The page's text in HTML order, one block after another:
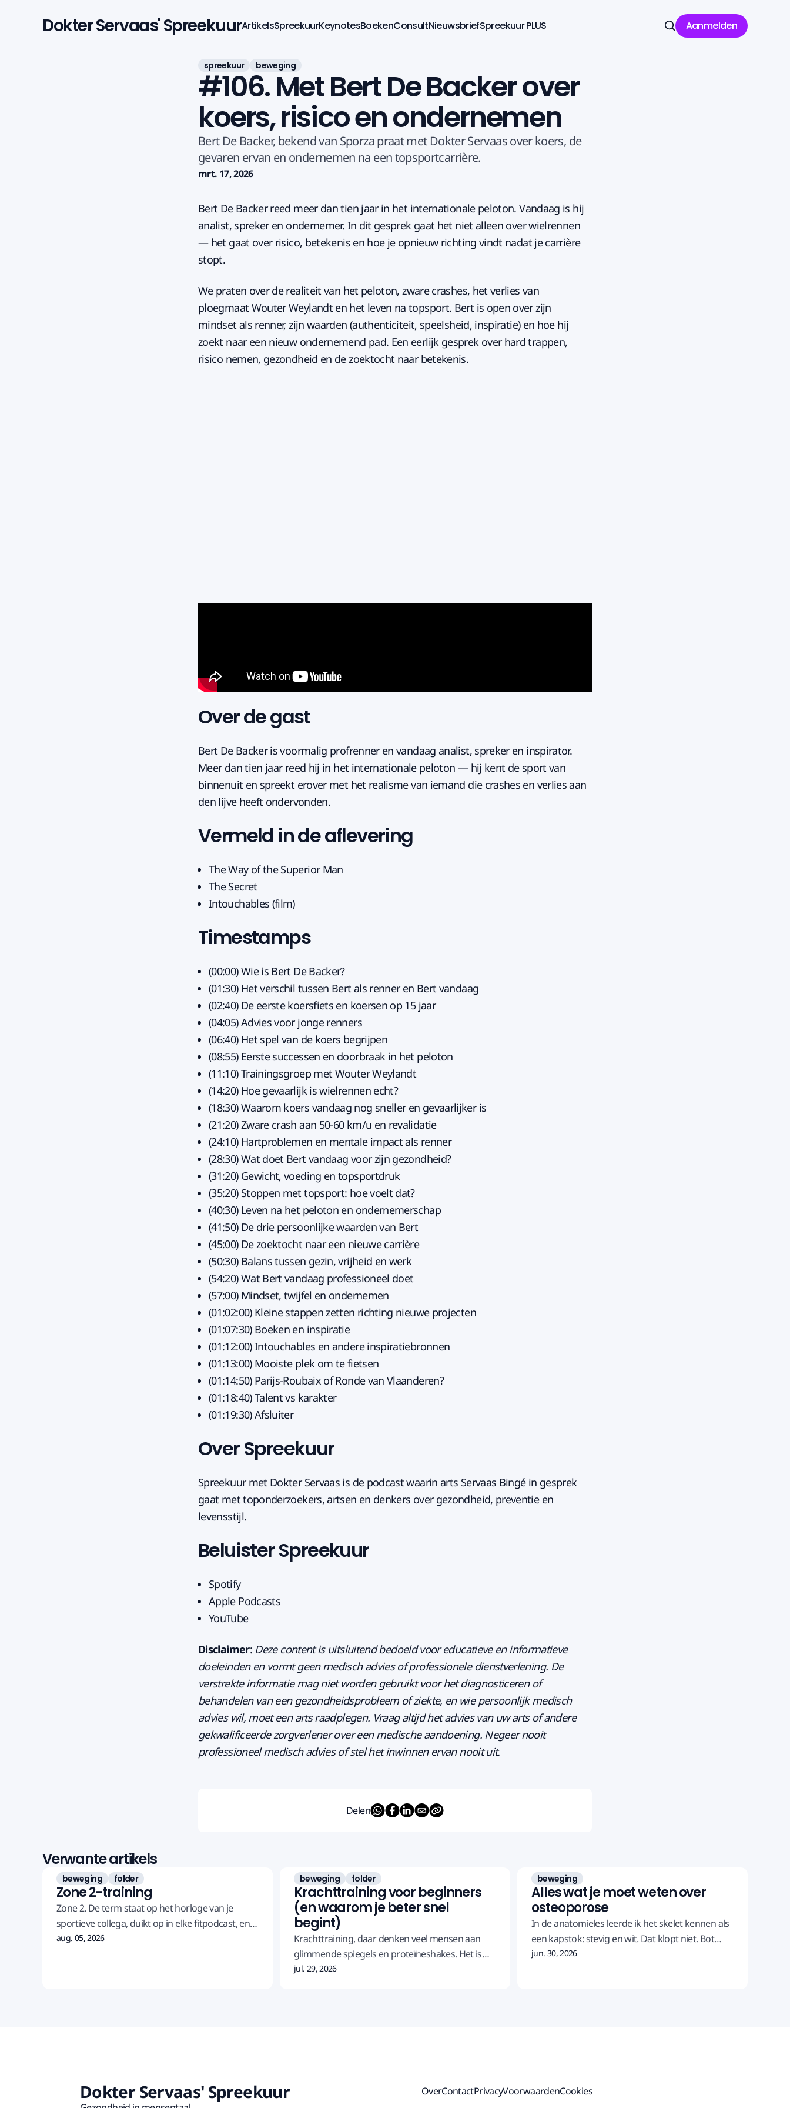
Dokter Servaas' SpreekuurArtikelsSpreekuurKeynotesBoekenConsultNieuwsbriefSpreekuur PLUS
Zoeken
Aanmelden
spreekuur beweging
#106. Met Bert De Backer over
koers, risico en ondernemen
Bert De Backer, bekend van Sporza praat met Dokter Servaas over koers, de
gevaren ervan en ondernemen na een topsportcarrière.
mrt. 17, 2026
Bert De Backer reed meer dan tien jaar in het internationale peloton. Vandaag is hij
analist, spreker en ondernemer. In dit gesprek gaat het niet alleen over wielrennen
— het gaat over risico, betekenis en hoe je opnieuw richting vindt nadat je carrière
stopt.
We praten over de realiteit van het peloton, zware crashes, het verlies van
ploegmaat Wouter Weylandt en het leven na topsport. Bert is open over zijn
mindset als renner, zijn waarden (authenticiteit, speelsheid, inspiratie) en hoe hij
zoekt naar een nieuw ondernemend pad. Een eerlijk gesprek over hard trappen,
risico nemen, gezondheid en de zoektocht naar betekenis.
Over de gast
Bert De Backer is voormalig profrenner en vandaag analist, spreker en inspirator.
Meer dan tien jaar reed hij in het internationale peloton — hij kent de sport van
binnenuit en spreekt erover met het realisme van iemand die crashes en verlies aan
den lijve heeft ondervonden.
Vermeld in de aflevering
The Way of the Superior Man
The Secret
Intouchables (film)
Timestamps
(00:00) Wie is Bert De Backer?
(01:30) Het verschil tussen Bert als renner en Bert vandaag
(02:40) De eerste koersfiets en koersen op 15 jaar
(04:05) Advies voor jonge renners
(06:40) Het spel van de koers begrijpen
(08:55) Eerste successen en doorbraak in het peloton
(11:10) Trainingsgroep met Wouter Weylandt
(14:20) Hoe gevaarlijk is wielrennen echt?
(18:30) Waarom koers vandaag nog sneller en gevaarlijker is
(21:20) Zware crash aan 50-60 km/u en revalidatie
(24:10) Hartproblemen en mentale impact als renner
(28:30) Wat doet Bert vandaag voor zijn gezondheid?
(31:20) Gewicht, voeding en topsportdruk
(35:20) Stoppen met topsport: hoe voelt dat?
(40:30) Leven na het peloton en ondernemerschap
(41:50) De drie persoonlijke waarden van Bert
(45:00) De zoektocht naar een nieuwe carrière
(50:30) Balans tussen gezin, vrijheid en werk
(54:20) Wat Bert vandaag professioneel doet
(57:00) Mindset, twijfel en ondernemen
(01:02:00) Kleine stappen zetten richting nieuwe projecten
(01:07:30) Boeken en inspiratie
(01:12:00) Intouchables en andere inspiratiebronnen
(01:13:00) Mooiste plek om te fietsen
(01:14:50) Parijs-Roubaix of Ronde van Vlaanderen?
(01:18:40) Talent vs karakter
(01:19:30) Afsluiter
Over Spreekuur
Spreekuur met Dokter Servaas is de podcast waarin arts Servaas Bingé in gesprek
gaat met toponderzoekers, artsen en denkers over gezondheid, preventie en
levensstijl.
Beluister Spreekuur
Spotify
Apple Podcasts
YouTube
Disclaimer: Deze content is uitsluitend bedoeld voor educatieve en informatieve
doeleinden en vormt geen medisch advies of professionele dienstverlening. De
verstrekte informatie mag niet worden gebruikt voor het diagnosticeren of
behandelen van een gezondheidsprobleem of ziekte, en wie persoonlijk medisch
advies wil, moet een arts raadplegen. Vraag altijd het advies van uw arts of andere
gekwalificeerde zorgverlener over een medische aandoening. Negeer nooit
professioneel medisch advies of stel het inwinnen ervan nooit uit.
Delen
Verwante artikels
beweging folder
Zone 2-training
Zone 2. De term staat op het horloge van je
sportieve collega, duikt op in elke fitpodcast, en
de winnaar van de Tour de France, Tadej Pogacar,
aug. 05, 2026
beweging folder
Krachttraining voor beginners
(en waarom je beter snel
begint)
Krachttraining, daar denken veel mensen aan
glimmende spiegels en proteïneshakes. Het is
nochtans een van de beste dingen die je voor je
jul. 29, 2026
beweging
Alles wat je moet weten over
osteoporose
In de anatomieles leerde ik het skelet kennen als
een kapstok: stevig en wit. Dat klopt niet. Bot
leeft, het wordt je hele leven afgebroken en
jun. 30, 2026
Dokter Servaas' Spreekuur OverContactPrivacyVoorwaardenCookies